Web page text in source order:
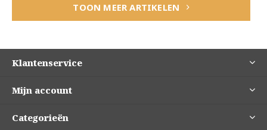
TOON MEER ARTIKELEN
Klantenservice
Mijn account
Categorieën